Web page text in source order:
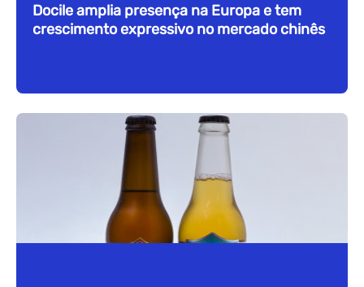
Docile amplia presença na Europa e tem
crescimento expressivo no mercado chinês